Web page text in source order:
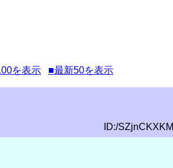
を表示 ■最新50を表示
ID:/SZjnCKXKM